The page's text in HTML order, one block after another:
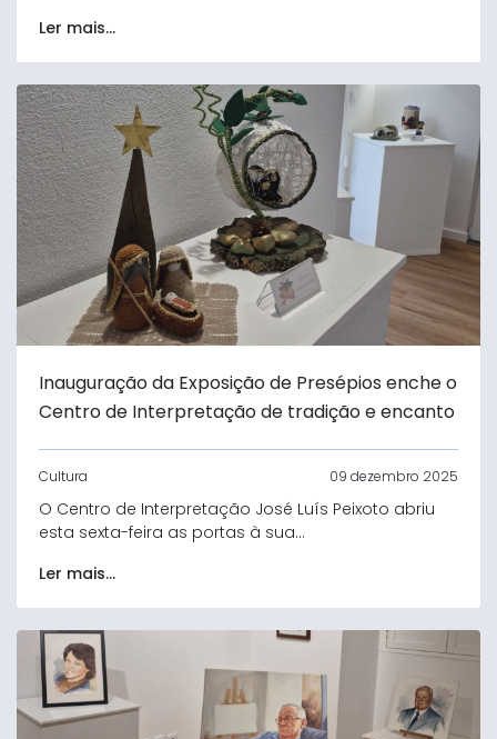
Ler mais...
Inauguração da Exposição de Presépios enche o
Centro de Interpretação de tradição e encanto
Cultura 09 dezembro 2025
O Centro de Interpretação José Luís Peixoto abriu
esta sexta-feira as portas à sua...
Ler mais...